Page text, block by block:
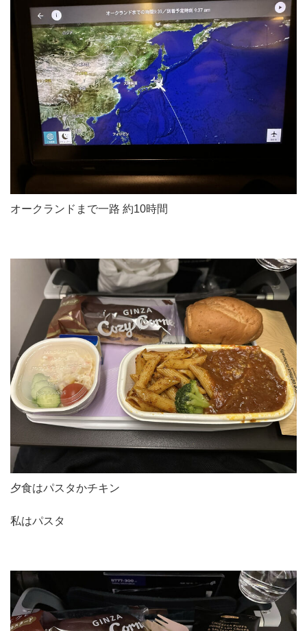
オークランドまで一路 約10時間
夕食はパスタかチキン
私はパスタ